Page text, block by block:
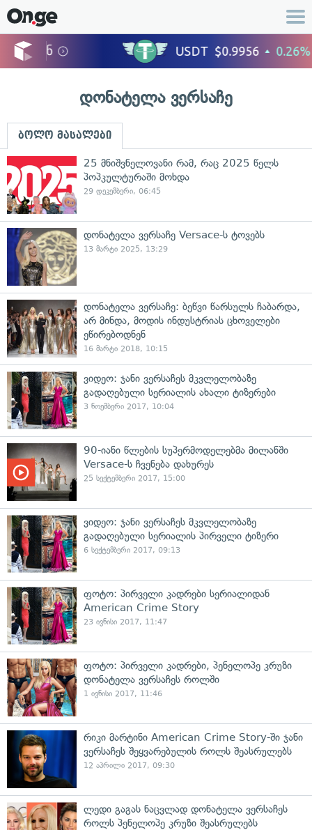
დონატელა ვერსაჩე
ბოლო მასალები
25 მნიშვნელოვანი რამ, რაც 2025 წელს
პოპკულტურაში მოხდა
29 დეკემბერი, 06:45
დონატელა ვერსაჩე Versace-ს ტოვებს
13 მარტი 2025, 13:29
დონატელა ვერსაჩე: ბეწვი წარსულს ჩაბარდა,
არ მინდა, მოდის ინდუსტრიას ცხოველები
ეწირებოდნენ
16 მარტი 2018, 10:15
ვიდეო: ჯანი ვერსაჩეს მკვლელობაზე
გადაღებული სერიალის ახალი ტიზერები
3 ნოემბერი 2017, 10:04
90-იანი წლების სუპერმოდელებმა მილანში
Versace-ს ჩვენება დახურეს
25 სექტემბერი 2017, 15:00
ვიდეო: ჯანი ვერსაჩეს მკვლელობაზე
გადაღებული სერიალის პირველი ტიზერი
6 სექტემბერი 2017, 09:13
ფოტო: პირველი კადრები სერიალიდან
American Crime Story
23 ივნისი 2017, 11:47
ფოტო: პირველი კადრები, პენელოპე კრუზი
დონატელა ვერსაჩეს როლში
1 ივნისი 2017, 11:46
რიკი მარტინი American Crime Story-ში ჯანი
ვერსაჩეს შეყვარებულის როლს შეასრულებს
12 აპრილი 2017, 09:30
ლედი გაგას ნაცვლად დონატელა ვერსაჩეს
როლს პენელოპე კრუზი შეასრულებს